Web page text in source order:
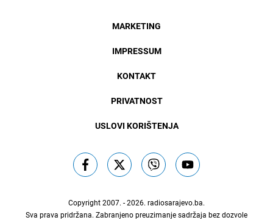
MARKETING
IMPRESSUM
KONTAKT
PRIVATNOST
USLOVI KORIŠTENJA
Copyright 2007. - 2026. radiosarajevo.ba.
Sva prava pridržana. Zabranjeno preuzimanje sadržaja bez dozvole